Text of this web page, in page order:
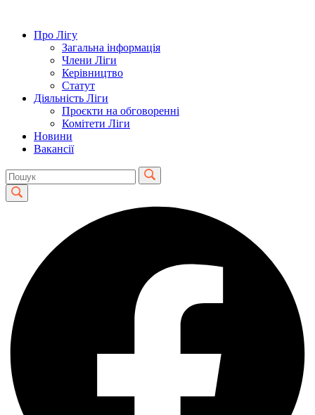
Про Лігу
Загальна інформація
Члени Ліги
Керівництво
Статут
Діяльність Ліги
Проєкти на обговоренні
Комітети Ліги
Новини
Вакансії